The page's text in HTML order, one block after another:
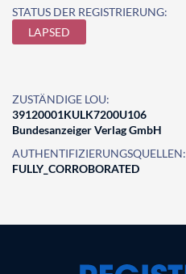
STATUS DER REGISTRIERUNG:
LAPSED
ZUSTÄNDIGE LOU:
39120001KULK7200U106
Bundesanzeiger Verlag GmbH
AUTHENTIFIZIERUNGSQUELLEN:
FULLY_CORROBORATED